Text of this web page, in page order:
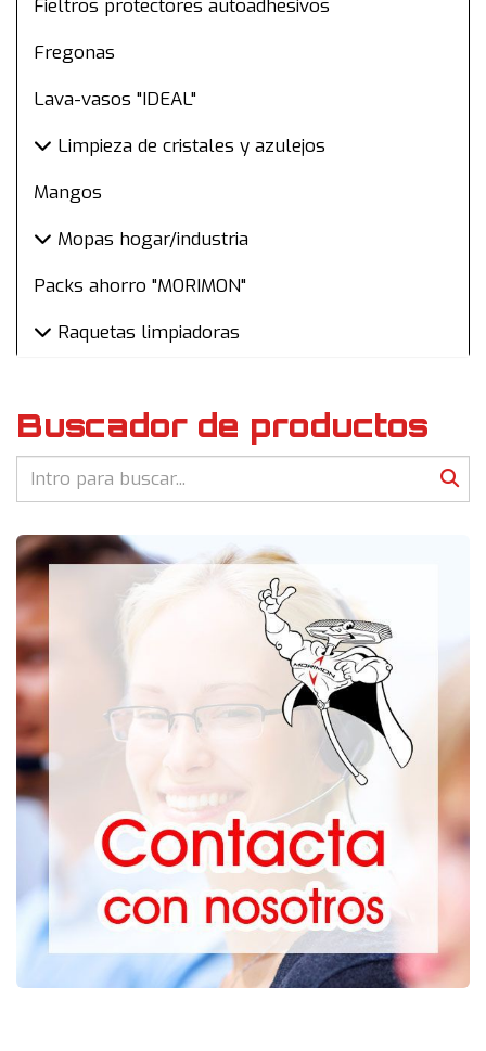
Fieltros protectores autoadhesivos
Fregonas
Lava-vasos "IDEAL"
Limpieza de cristales y azulejos
Mangos
Mopas hogar/industria
Packs ahorro "MORIMON"
Raquetas limpiadoras
Buscador de productos